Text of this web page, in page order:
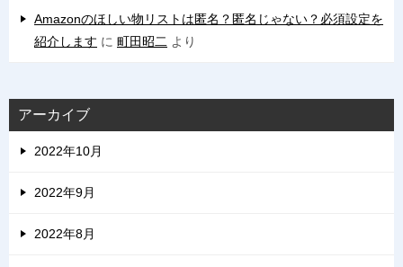
Amazonのほしい物リストは匿名？匿名じゃない？必須設定を
紹介します に 町田昭二 より
アーカイブ
2022年10月
2022年9月
2022年8月